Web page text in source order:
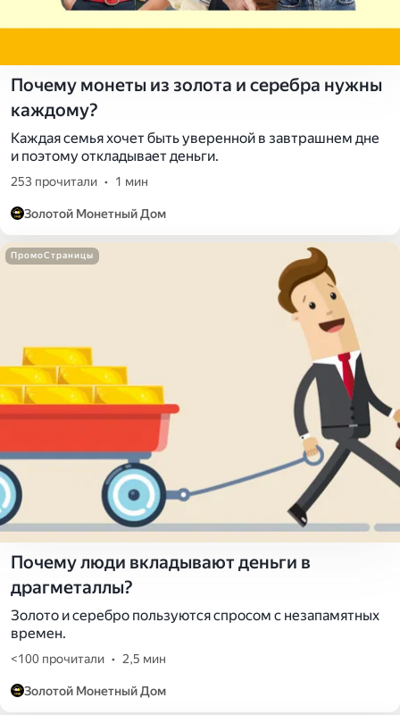
Почему монеты из золота и серебра нужны
каждому?
Каждая семья хочет быть уверенной в завтрашнем дне
и поэтому откладывает деньги.
253 прочитали • 1 мин
Золотой Монетный Дом
ПромоСтраницы
Почему люди вкладывают деньги в
драгметаллы?
Золото и серебро пользуются спросом с незапамятных
времен.
<100 прочитали • 2,5 мин
Золотой Монетный Дом